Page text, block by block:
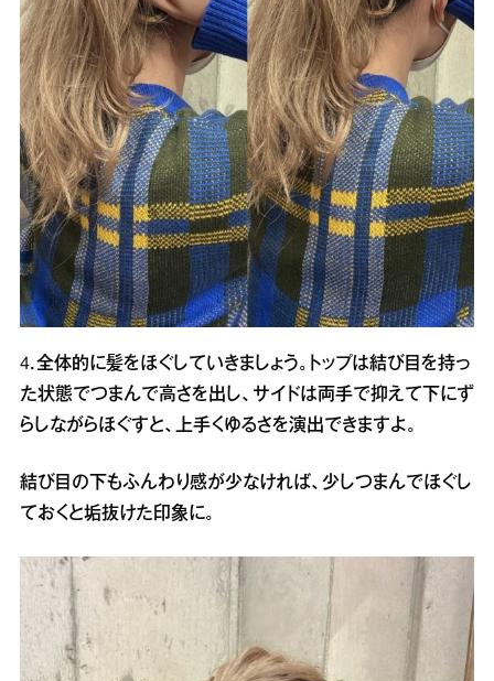
4．全体的に髪をほぐしていきましょう。トップは結び目を持っ
た状態でつまんで高さを出し、サイドは両手で抑えて下にず
らしながらほぐすと、上手くゆるさを演出できますよ。
結び目の下もふんわり感が少なければ、少しつまんでほぐし
ておくと垢抜けた印象に。